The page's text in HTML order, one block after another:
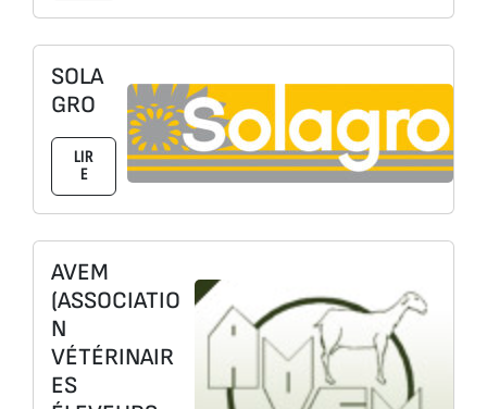
SOLA
GRO
LIR
E
AVEM
(ASSOCIATIO
N
VÉTÉRINAIR
ES